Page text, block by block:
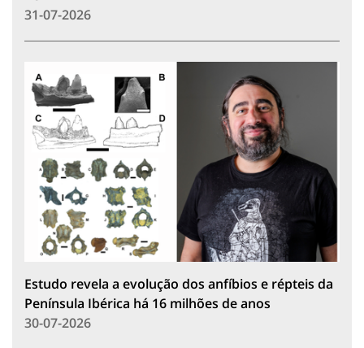
31-07-2026
Estudo revela a evolução dos anfíbios e répteis da
Península Ibérica há 16 milhões de anos
30-07-2026